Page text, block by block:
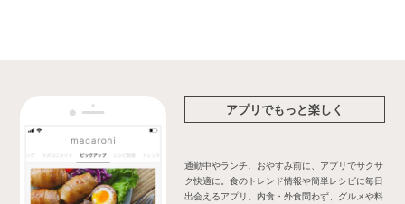
アプリでもっと楽しく
通勤中やランチ、おやすみ前に、アプリでサクサ
ク快適に。食のトレンド情報や簡単レシピに毎日
出会えるアプリ。内食・外食問わず、グルメや料